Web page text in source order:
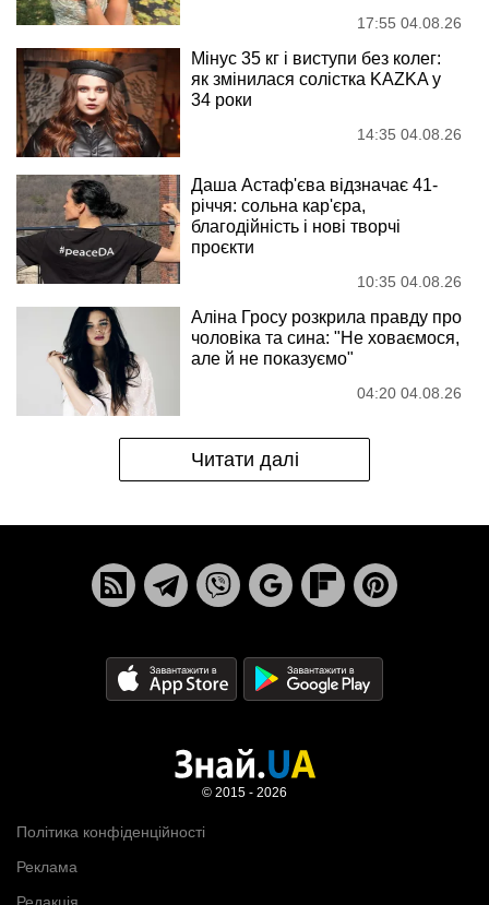
17:55 04.08.26
Мінус 35 кг і виступи без колег:
як змінилася солістка KAZKA у
34 роки
14:35 04.08.26
Даша Астаф'єва відзначає 41-
річчя: сольна кар'єра,
благодійність і нові творчі
проєкти
10:35 04.08.26
Аліна Гросу розкрила правду про
чоловіка та сина: "Не ховаємося,
але й не показуємо"
04:20 04.08.26
Читати далі
Політика конфіденційності
Реклама
© 2015 - 2026